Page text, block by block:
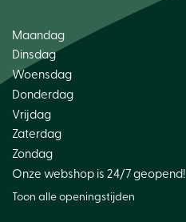
Maandag
Dinsdag
Woensdag
Donderdag
Vrijdag
Zaterdag
Zondag
Onze webshop is 24/7 geopend!
Toon alle openingstijden